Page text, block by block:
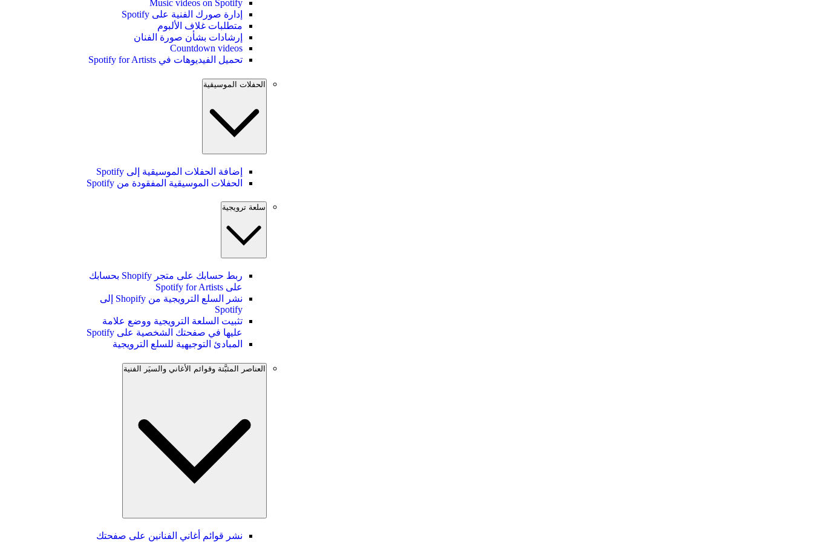
Music videos on Spotify
إدارة صورك الفنية على Spotify
متطلبات غلاف الألبوم
إرشادات بشأن صورة الفنان
Countdown videos
تحميل الفيديوهات في Spotify for Artists
الحفلات الموسيقية
إضافة الحفلات الموسيقية إلى Spotify
الحفلات الموسيقية المفقودة من Spotify
سلعة ترويجية
ربط حسابك على متجر Shopify بحسابك
على Spotify for Artists
نشر السلع الترويجية من Shopify إلى
Spotify
تثبيت السلعة الترويجية ووضع علامة
عليها في صفحتك الشخصية على Spotify
المبادئ التوجيهية للسلع الترويجية
العناصر المثبَّتة وقوائم الأغاني والسيَر الفنية
نشر قوائم أغاني الفنانين على صفحتك